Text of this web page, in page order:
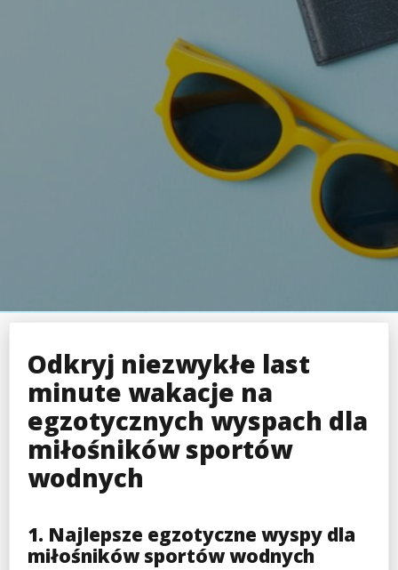
Odkryj niezwykłe last
minute wakacje na
egzotycznych wyspach dla
miłośników sportów
wodnych
1. Najlepsze egzotyczne wyspy dla
miłośników sportów wodnych